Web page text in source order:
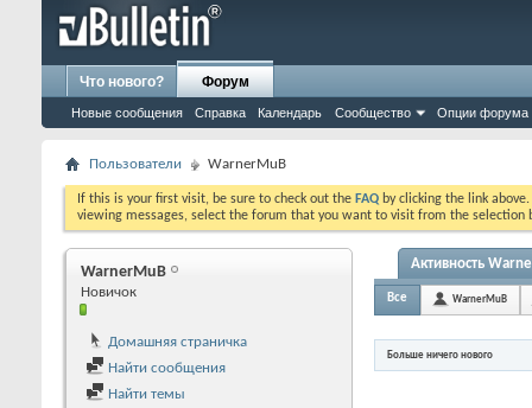
Что нового? Форум
Новые сообщения Справка Календарь Сообщество Опции форума
Пользователи WarnerMuB
If this is your first visit, be sure to check out the FAQ by clicking the link
viewing messages, select the forum that you want to visit from the selection
WarnerMuB
Новичок
Домашняя страничка
Найти сообщения
Найти темы
Активность
Все WarnerMuB
Больше ничего нового